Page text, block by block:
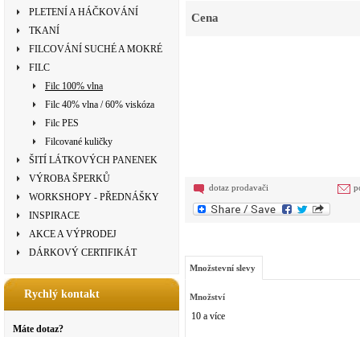
PLETENÍ A HÁČKOVÁNÍ
TKANÍ
FILCOVÁNÍ SUCHÉ A MOKRÉ
FILC
Filc 100% vlna
Filc 40% vlna / 60% viskóza
Filc PES
Filcované kuličky
ŠITÍ LÁTKOVÝCH PANENEK
VÝROBA ŠPERKŮ
WORKSHOPY - PŘEDNÁŠKY
INSPIRACE
AKCE A VÝPRODEJ
DÁRKOVÝ CERTIFIKÁT
Rychlý kontakt
Máte dotaz?
Cena
dotaz prodavači
Množstevní slevy
Množství
10 a více